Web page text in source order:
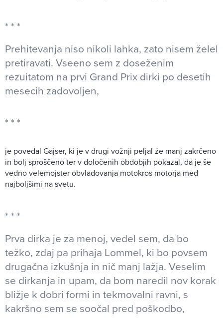
Prehitevanja niso nikoli lahka, zato nisem želel
pretiravati. Vseeno sem z doseženim
rezuitatom na prvi Grand Prix dirki po desetih
mesecih zadovoljen,
je povedal Gajser, ki je v drugi vožnji peljal že manj zakrčeno
in bolj sproščeno ter v določenih obdobjih pokazal, da je še
vedno velemojster obvladovanja motokros motorja med
najboljšimi na svetu.
Prva dirka je za menoj, vedel sem, da bo
težko, zdaj pa prihaja Lommel, ki bo povsem
drugačna izkušnja in nič manj lažja. Veselim
se dirkanja in upam, da bom naredil nov korak
bližje k dobri formi in tekmovalni ravni, s
kakršno sem se soočal pred poškodbo,